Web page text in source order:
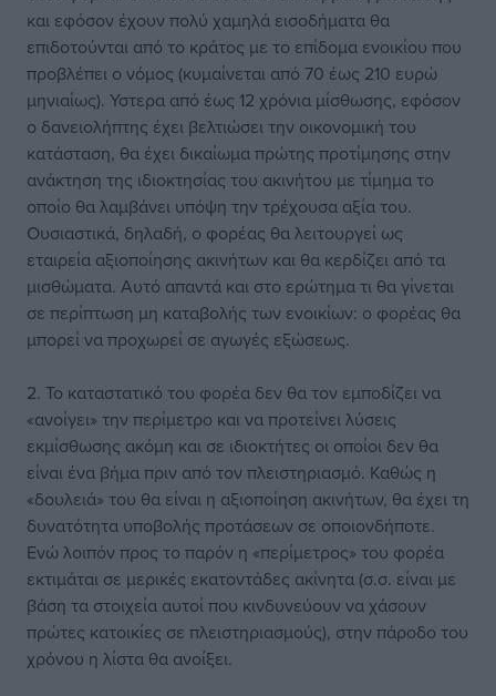
και εφόσον έχουν πολύ χαμηλά εισοδήματα θα
επιδοτούνται από το κράτος με το επίδομα ενοικίου που
προβλέπει ο νόμος (κυμαίνεται από 70 έως 210 ευρώ
μηνιαίως). Υστερα από έως 12 χρόνια μίσθωσης, εφόσον
ο δανειολήπτης έχει βελτιώσει την οικονομική του
κατάσταση, θα έχει δικαίωμα πρώτης προτίμησης στην
ανάκτηση της ιδιοκτησίας του ακινήτου με τίμημα το
οποίο θα λαμβάνει υπόψη την τρέχουσα αξία του.
Ουσιαστικά, δηλαδή, ο φορέας θα λειτουργεί ως
εταιρεία αξιοποίησης ακινήτων και θα κερδίζει από τα
μισθώματα. Αυτό απαντά και στο ερώτημα τι θα γίνεται
σε περίπτωση μη καταβολής των ενοικίων: ο φορέας θα
μπορεί να προχωρεί σε αγωγές εξώσεως.
2. Το καταστατικό του φορέα δεν θα τον εμποδίζει να
«ανοίγει» την περίμετρο και να προτείνει λύσεις
εκμίσθωσης ακόμη και σε ιδιοκτήτες οι οποίοι δεν θα
είναι ένα βήμα πριν από τον πλειστηριασμό. Καθώς η
«δουλειά» του θα είναι η αξιοποίηση ακινήτων, θα έχει τη
δυνατότητα υποβολής προτάσεων σε οποιονδήποτε.
Ενώ λοιπόν προς το παρόν η «περίμετρος» του φορέα
εκτιμάται σε μερικές εκατοντάδες ακίνητα (σ.σ. είναι με
βάση τα στοιχεία αυτοί που κινδυνεύουν να χάσουν
πρώτες κατοικίες σε πλειστηριασμούς), στην πάροδο του
χρόνου η λίστα θα ανοίξει.